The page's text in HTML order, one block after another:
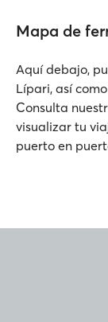
Mapa de
Aquí debajo,
Lípari, así
Consulta
visualizar tu
puerto en